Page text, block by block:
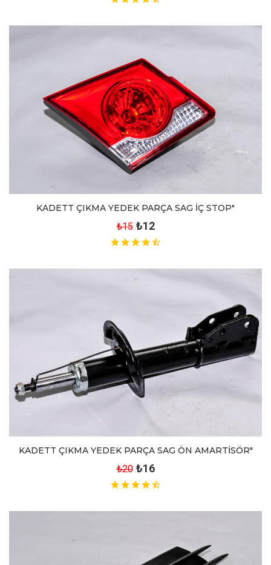
KADETT ÇIKMA YEDEK PARÇA SAG İÇ STOP"
₺15 ₺12
KADETT ÇIKMA YEDEK PARÇA SAG ÖN AMARTİSÖR"
₺20 ₺16